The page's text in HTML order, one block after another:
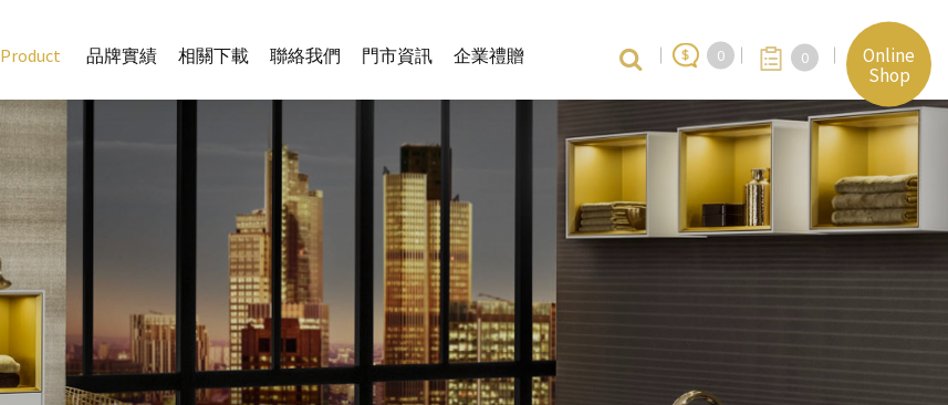
Product 品牌實績 相關下載 聯絡我們 門市資訊 企業禮贈 0 0
Online
Shop